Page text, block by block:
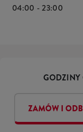
04:00 - 23:00
GODZINY
ZAMÓW I